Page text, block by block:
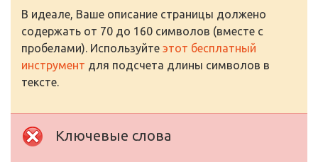
В идеале, Ваше описание страницы должено
содержать от 70 до 160 символов (вместе с
пробелами). Используйте этот бесплатный
инструмент для подсчета длины символов в
тексте.
Ключевые слова